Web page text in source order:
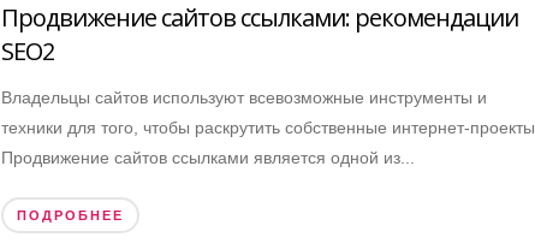
Продвижение сайтов ссылками: рекомендации
SEO2
Владельцы сайтов используют всевозможные инструменты и
техники для того, чтобы раскрутить собственные интернет-проекты.
Продвижение сайтов ссылками является одной из...
ПОДРОБНЕЕ